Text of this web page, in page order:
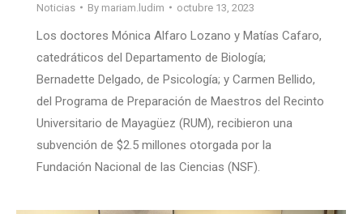
Noticias By mariam.ludim octubre 13, 2023
Los doctores Mónica Alfaro Lozano y Matías Cafaro,
catedráticos del Departamento de Biología;
Bernadette Delgado, de Psicología; y Carmen Bellido,
del Programa de Preparación de Maestros del Recinto
Universitario de Mayagüez (RUM), recibieron una
subvención de $2.5 millones otorgada por la
Fundación Nacional de las Ciencias (NSF).